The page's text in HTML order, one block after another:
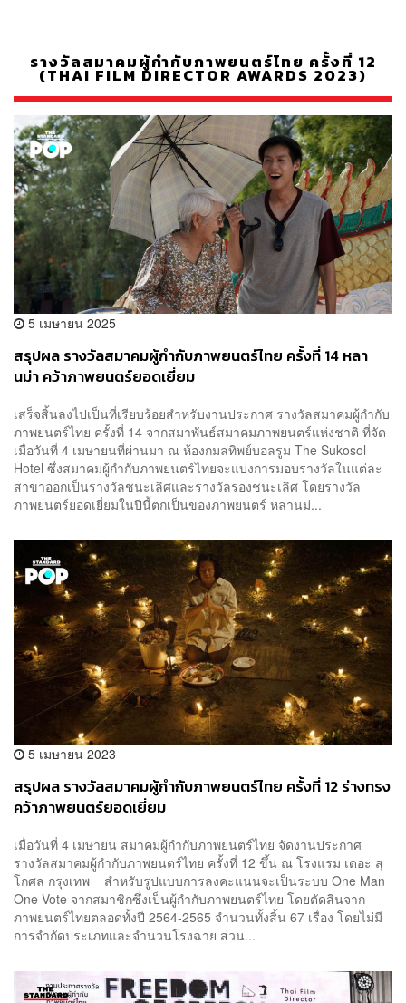
รางวัลสมาคมผู้กำกับภาพยนตร์ไทย ครั้งที่ 12
(THAI FILM DIRECTOR AWARDS 2023)
5 เมษายน 2025
สรุปผล รางวัลสมาคมผู้กำกับภาพยนตร์ไทย ครั้งที่ 14 หลา
นม่า คว้าภาพยนตร์ยอดเยี่ยม
เสร็จสิ้นลงไปเป็นที่เรียบร้อยสำหรับงานประกาศ รางวัลสมาคมผู้กำกับ
ภาพยนตร์ไทย ครั้งที่ 14 จากสมาพันธ์สมาคมภาพยนตร์แห่งชาติ ที่จัด
เมื่อวันที่ 4 เมษายนที่ผ่านมา ณ ห้องกมลทิพย์บอลรูม The Sukosol
Hotel ซึ่งสมาคมผู้กำกับภาพยนตร์ไทยจะแบ่งการมอบรางวัลในแต่ละ
สาขาออกเป็นรางวัลชนะเลิศและรางวัลรองชนะเลิศ โดยรางวัล
ภาพยนตร์ยอดเยี่ยมในปีนี้ตกเป็นของภาพยนตร์ หลานม่...
5 เมษายน 2023
สรุปผล รางวัลสมาคมผู้กำกับภาพยนตร์ไทย ครั้งที่ 12 ร่างทรง
คว้าภาพยนตร์ยอดเยี่ยม
เมื่อวันที่ 4 เมษายน สมาคมผู้กำกับภาพยนตร์ไทย จัดงานประกาศ
รางวัลสมาคมผู้กำกับภาพยนตร์ไทย ครั้งที่ 12 ขึ้น ณ โรงแรม เดอะ สุ
โกศล กรุงเทพ สำหรับรูปแบบการลงคะแนนจะเป็นระบบ One Man
One Vote จากสมาชิกซึ่งเป็นผู้กำกับภาพยนตร์ไทย โดยตัดสินจาก
ภาพยนตร์ไทยตลอดทั้งปี 2564-2565 จำนวนทั้งสิ้น 67 เรื่อง โดยไม่มี
การจำกัดประเภทและจำนวนโรงฉาย ส่วน...